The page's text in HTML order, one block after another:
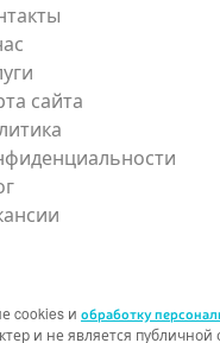
сайта
cookies и обработку
и не является публичной